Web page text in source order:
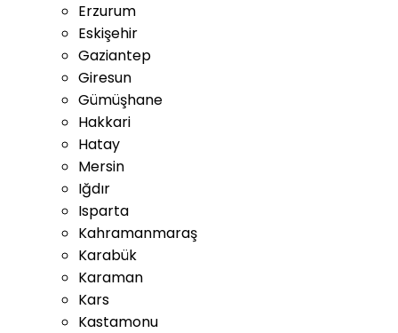
Erzurum
Eskişehir
Gaziantep
Giresun
Gümüşhane
Hakkari
Hatay
Mersin
Iğdır
Isparta
Kahramanmaraş
Karabük
Karaman
Kars
Kastamonu